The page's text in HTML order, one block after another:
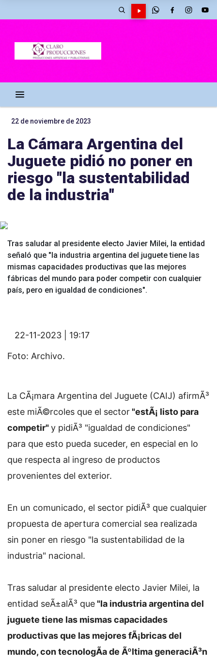
22 de noviembre de 2023
La Cámara Argentina del
Juguete pidió no poner en
riesgo "la sustentabilidad
de la industria"
Tras saludar al presidente electo Javier Milei, la entidad
señaló que "la industria argentina del juguete tiene las
mismas capacidades productivas que las mejores
fábricas del mundo para poder competir con cualquier
país, pero en igualdad de condiciones".
22-11-2023 | 19:17
Foto: Archivo.
La CÃ¡mara Argentina del Juguete (CAIJ) afirmÃ³
este miÃ©rcoles que el sector"estÃ¡ listo para
competir"y pidiÃ³ "igualdad de condiciones"
para que esto pueda suceder, en especial en lo
que respecta al ingreso de productos
provenientes del exterior.
En un comunicado, el sector pidiÃ³ que cualquier
propuesta de apertura comercial sea realizada
sin poner en riesgo "la sustentabilidad de la
industria" nacional.
Tras saludar al presidente electo Javier Milei, la
entidad seÃ±alÃ³ que"la industria argentina del
juguete tiene las mismas capacidades
productivas que las mejores fÃ¡bricas del
mundo, con tecnologÃ­a de Ãºltima generaciÃ³n